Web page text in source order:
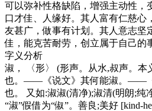
可以弥补性格缺陷，增强主动性，
口才佳、人缘好。其人富有仁慈心
友甚广，做事有计划。其人意志坚
佳，能克苦耐劳，创立属于自己的
字义分析
淑 ， 〈形〉 (形声。从水,叔声。
也。——《说文》其何能淑。——《
也。 又如:淑淑(清净);淑清(明朗;纯
“淑”假借为“俶”。善良;美好 [kind-